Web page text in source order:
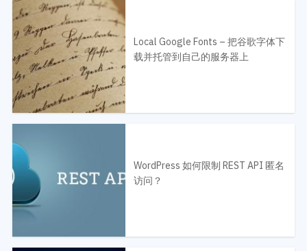
Local Google Fonts – 把谷歌字体下
载并托管到自己的服务器上
WordPress 如何限制 REST API 匿名
访问？